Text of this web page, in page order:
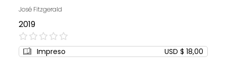
José Fitzgerald
2019
0%
Impreso USD $ 18,00